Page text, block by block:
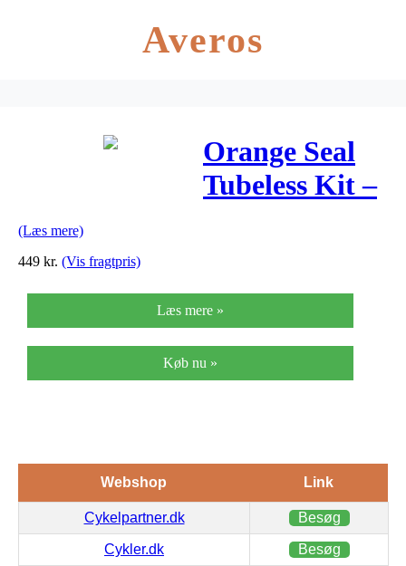
Averos
Orange Seal
Tubeless Kit –
ml. Subzero
væske
(Læs mere)
449 kr. (Vis fragtpris)
Læs mere »
Køb nu »
Webshop Link
Cykelpartner.dk Besøg
Cykler.dk Besøg